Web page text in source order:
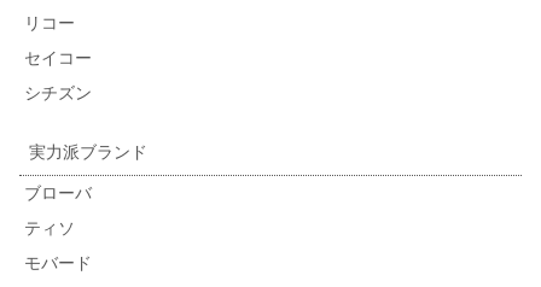
リコー
セイコー
シチズン
実力派ブランド
ブローバ
ティソ
モバード